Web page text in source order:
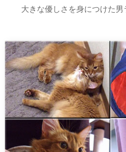
大きな優しさを身につけた